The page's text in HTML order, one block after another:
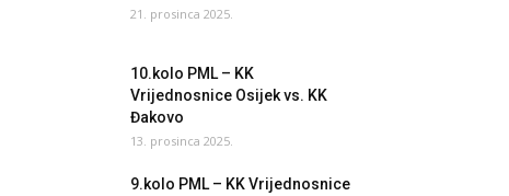
21. prosinca 2025.
10.kolo PML – KK
Vrijednosnice Osijek vs. KK
Đakovo
13. prosinca 2025.
9.kolo PML – KK Vrijednosnice